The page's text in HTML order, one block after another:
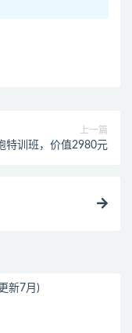
上一篇
特训班，价值2980元
新7月)